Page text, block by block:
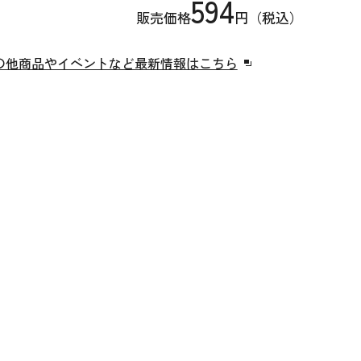
販売価格594円（税込）
他商品やイベントなど最新情報はこちら